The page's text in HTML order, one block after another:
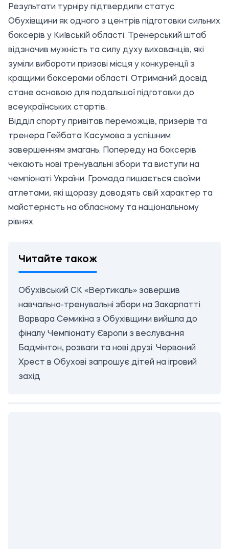
Результати турніру підтвердили статус
Обухівщини як одного з центрів підготовки сильних
боксерів у Київській області. Тренерський штаб
відзначив мужність та силу духу вихованців, які
зуміли вибороти призові місця у конкуренції з
кращими боксерами області. Отриманий досвід
стане основою для подальшої підготовки до
всеукраїнських стартів.
Відділ спорту привітав переможців, призерів та
тренера Гейбата Касумова з успішним
завершенням змагань. Попереду на боксерів
чекають нові тренувальні збори та виступи на
чемпіонаті України. Громада пишається своїми
атлетами, які щоразу доводять свій характер та
майстерність на обласному та національному
рівнях.
Читайте також
Обухівський СК «Вертикаль» завершив
навчально-тренувальні збори на Закарпатті
Варвара Семикіна з Обухівщини вийшла до
фіналу Чемпіонату Європи з веслування
Бадмінтон, розваги та нові друзі: Червоний
Хрест в Обухові запрошує дітей на ігровий
захід